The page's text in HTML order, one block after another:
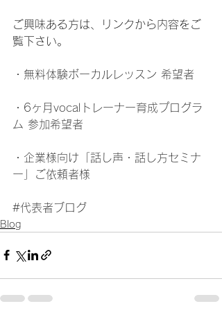
ご興味ある方は、リンクから内容をご
覧下さい。
・ 無料体験ボーカルレッスン 希望者
・ 6ヶ月vocalトレーナー育成プログラ
ム 参加希望者
・ 企業様向け「話し声・話し方セミナ
ー」ご依頼者様
#代表者ブログ
Blog